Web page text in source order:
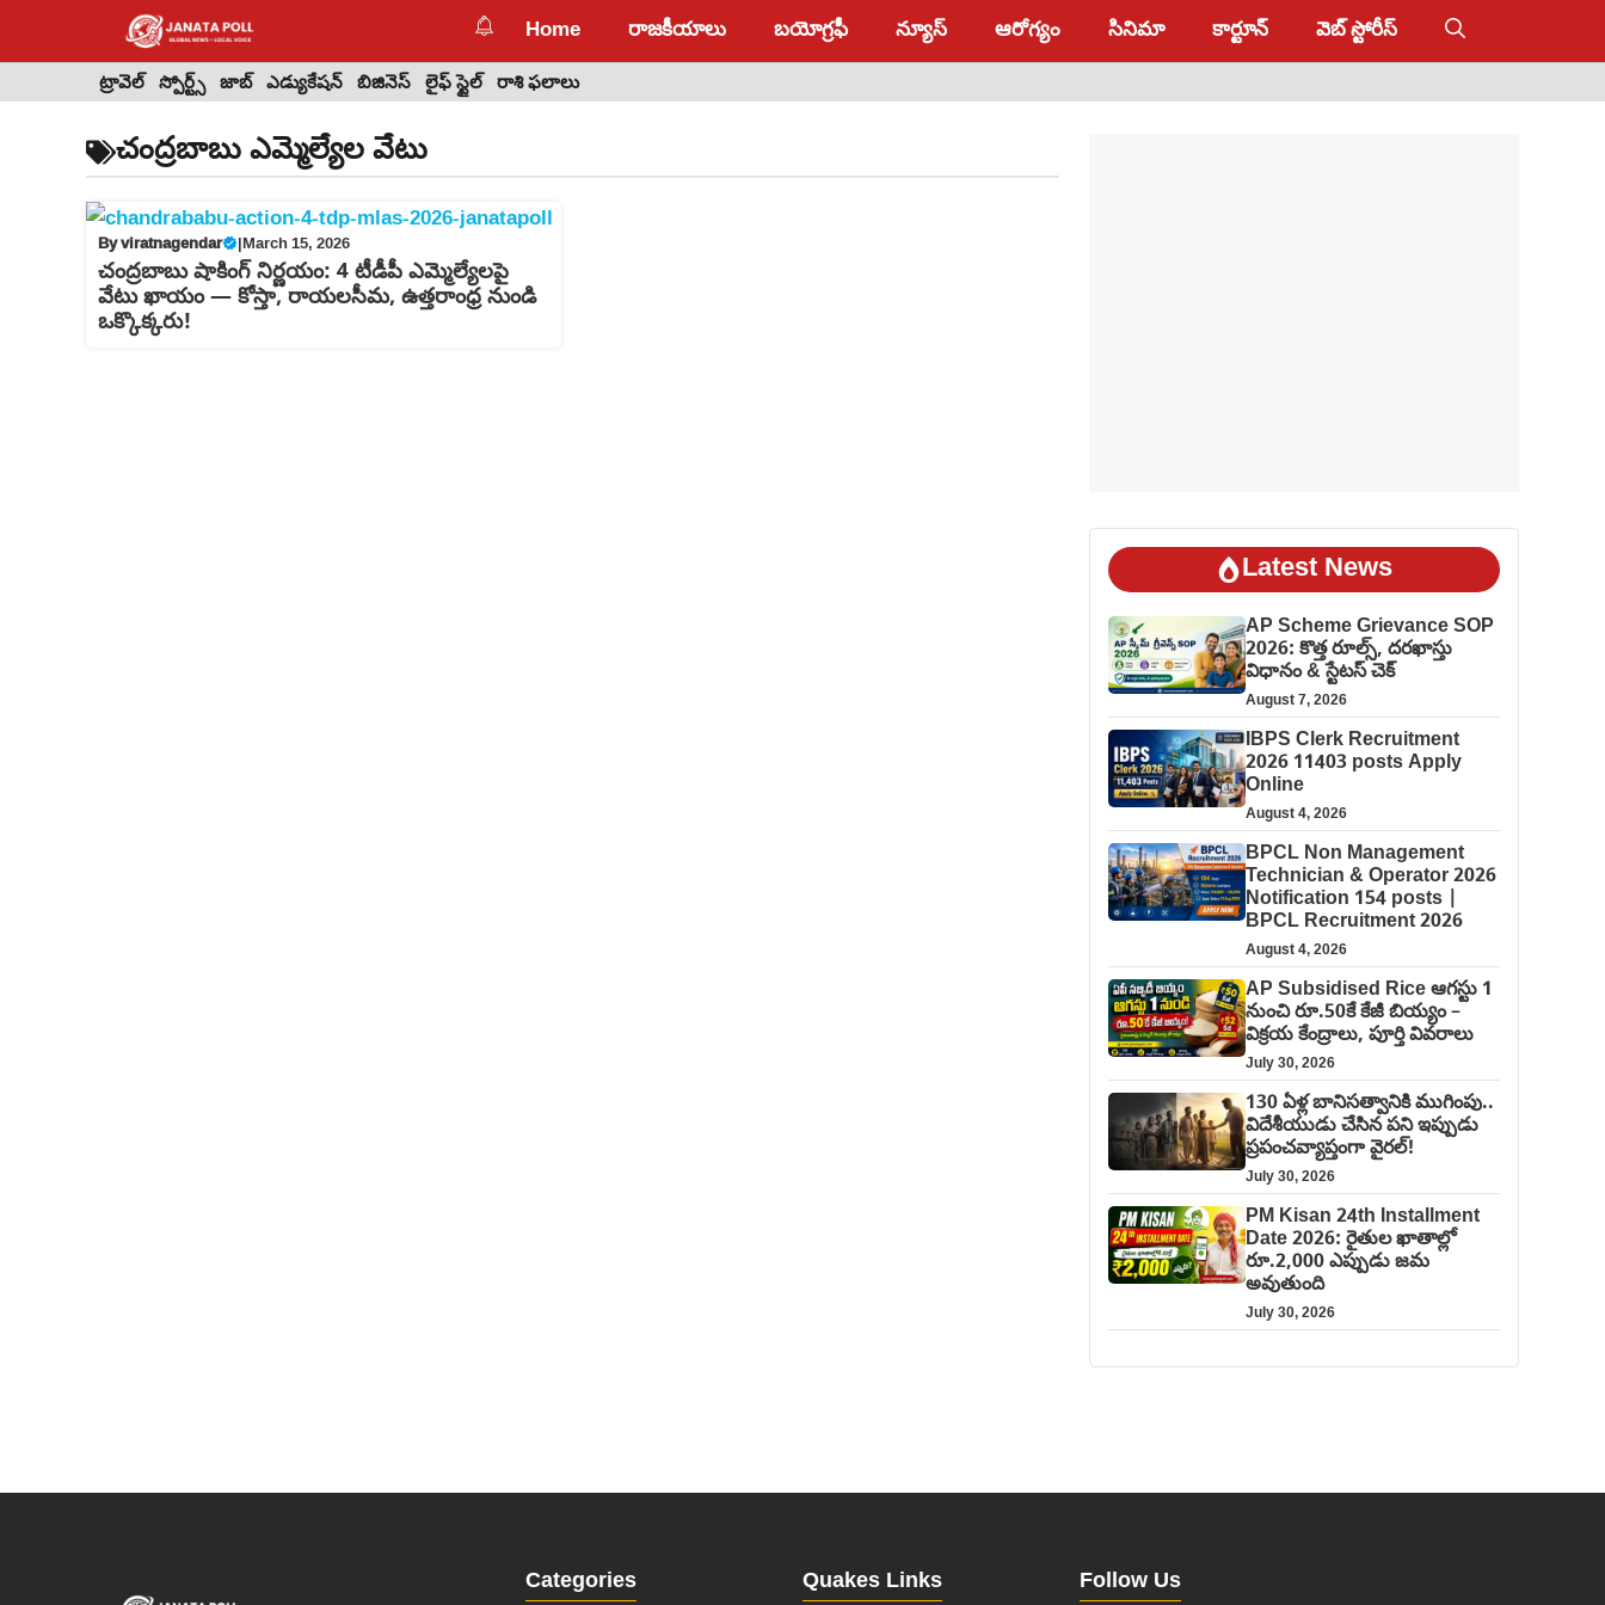
content
Home రాజకీయాలు బయోగ్రఫీ న్యూస్ ఆరోగ్యం సినిమా కార్టూన్ వెబ్ స్టోరీస్
ట్రావెల్ స్పోర్ట్స్ జాబ్ ఎడ్యుకేషన్ బిజినెస్ లైఫ్ స్టైల్ రాశి ఫలాలు
చంద్రబాబు ఎమ్మెల్యేల వేటు
Byviratnagendar |March 15, 2026
చంద్రబాబు షాకింగ్ నిర్ణయం: 4 టీడీపీ ఎమ్మెల్యేలపై
వేటు ఖాయం — కోస్తా, రాయలసీమ, ఉత్తరాంధ్ర నుండి
ఒక్కొక్కరు!
Latest News
AP Scheme Grievance SOP
2026: కొత్త రూల్స్, దరఖాస్తు
విధానం & స్టేటస్ చెక్
August 7, 2026
IBPS Clerk Recruitment
2026 11403 posts Apply
Online
August 4, 2026
BPCL Non Management
Technician & Operator 2026
Notification 154 posts |
BPCL Recruitment 2026
August 4, 2026
AP Subsidised Rice ఆగస్టు 1
నుంచి రూ.50కే కేజీ బియ్యం –
విక్రయ కేంద్రాలు, పూర్తి వివరాలు
July 30, 2026
130 ఏళ్ల బానిసత్వానికి ముగింపు..
విదేశీయుడు చేసిన పని ఇప్పుడు
ప్రపంచవ్యాప్తంగా వైరల్!
July 30, 2026
PM Kisan 24th Installment
Date 2026: రైతుల ఖాతాల్లో
రూ.2,000 ఎప్పుడు జమ
అవుతుంది
July 30, 2026
Categories Quakes Links Follow Us